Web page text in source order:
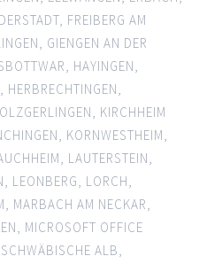
, FREIBERG AM
, GIENGEN AN DER
, HAYINGEN,
, HERBRECHTINGEN,
, KIRCHHEIM
, KORNWESTHEIM,
, LAUTERSTEIN,
, LEONBERG, LORCH,
, MARBACH AM NECKAR,
, MICROSOFT OFFICE
ALB,